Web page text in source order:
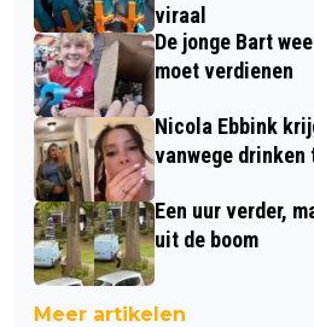
viraal
De jonge Bart
moet verdienen
Nicola Ebbink
vanwege
Een uur verder,
uit de boom
Meer artikelen